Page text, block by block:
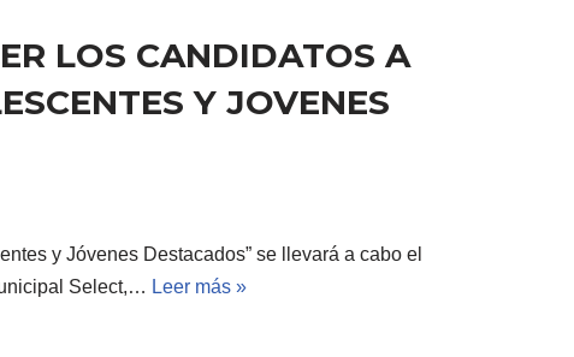
LOS CANDIDATOS A
Y JOVENES
y Jóvenes Destacados” se llevará a cabo el
Select,… Leer más »